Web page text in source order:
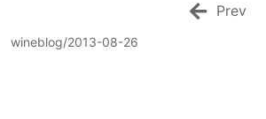
wineblog/2013-08-26
Prev